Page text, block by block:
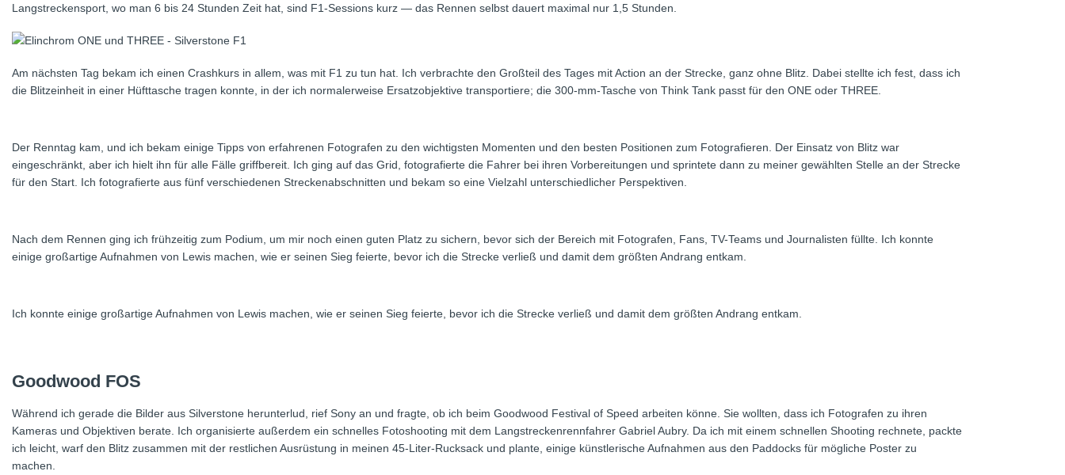
Langstreckensport, wo man 6 bis 24 Stunden Zeit hat, sind F1-Sessions kurz — das Rennen selbst dauert maximal nur 1,5 Stunden.
Am nächsten Tag bekam ich einen Crashkurs in allem, was mit F1 zu tun hat. Ich verbrachte den Großteil des Tages mit Action an der Strecke, ganz ohne Blitz. Dabei stellte ich fest, dass ich
die Blitzeinheit in einer Hüfttasche tragen konnte, in der ich normalerweise Ersatzobjektive transportiere; die 300-mm-Tasche von Think Tank passt für den ONE oder THREE.
Der Renntag kam, und ich bekam einige Tipps von erfahrenen Fotografen zu den wichtigsten Momenten und den besten Positionen zum Fotografieren. Der Einsatz von Blitz war
eingeschränkt, aber ich hielt ihn für alle Fälle griffbereit. Ich ging auf das Grid, fotografierte die Fahrer bei ihren Vorbereitungen und sprintete dann zu meiner gewählten Stelle an der Strecke
für den Start. Ich fotografierte aus fünf verschiedenen Streckenabschnitten und bekam so eine Vielzahl unterschiedlicher Perspektiven.
Nach dem Rennen ging ich frühzeitig zum Podium, um mir noch einen guten Platz zu sichern, bevor sich der Bereich mit Fotografen, Fans, TV-Teams und Journalisten füllte. Ich konnte
einige großartige Aufnahmen von Lewis machen, wie er seinen Sieg feierte, bevor ich die Strecke verließ und damit dem größten Andrang entkam.
Ich konnte einige großartige Aufnahmen von Lewis machen, wie er seinen Sieg feierte, bevor ich die Strecke verließ und damit dem größten Andrang entkam.
Goodwood FOS
Während ich gerade die Bilder aus Silverstone herunterlud, rief Sony an und fragte, ob ich beim Goodwood Festival of Speed arbeiten könne. Sie wollten, dass ich Fotografen zu ihren
Kameras und Objektiven berate. Ich organisierte außerdem ein schnelles Fotoshooting mit dem Langstreckenrennfahrer Gabriel Aubry. Da ich mit einem schnellen Shooting rechnete, packte
ich leicht, warf den Blitz zusammen mit der restlichen Ausrüstung in meinen 45-Liter-Rucksack und plante, einige künstlerische Aufnahmen aus den Paddocks für mögliche Poster zu
machen.